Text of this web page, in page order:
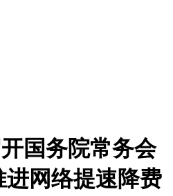
国务院常务会
网络提速降费